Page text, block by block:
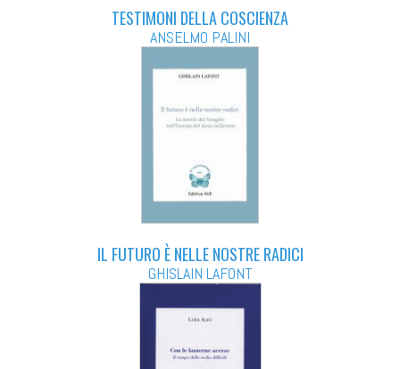
TESTIMONI DELLA COSCIENZA
ANSELMO PALINI
IL FUTURO È NELLE NOSTRE RADICI
GHISLAIN LAFONT